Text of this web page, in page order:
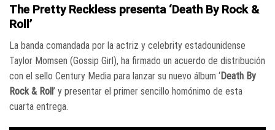
The Pretty Reckless presenta ‘Death By Rock &
Roll’
La banda comandada por la actriz y celebrity estadounidense
Taylor Momsen (Gossip Girl), ha firmado un acuerdo de distribución
con el sello Century Media para lanzar su nuevo álbum ‘Death By
Rock & Roll’ y presentar el primer sencillo homónimo de esta
cuarta entrega.